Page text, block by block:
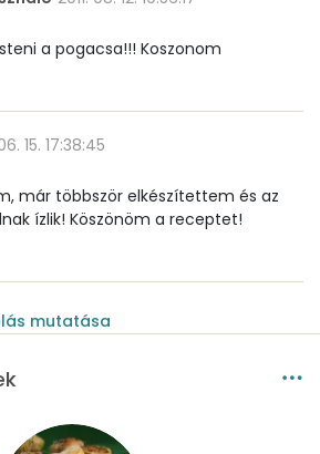
a pogacsa!!! Koszonom
15. 17:38:45
már többször elkészítettem és az
ízlik! Köszönöm a receptet!
mutatása